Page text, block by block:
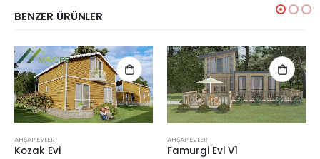
BENZER ÜRÜNLER
AHŞAP EVLER
Kozak Evi
AHŞAP EVLER
Famurgi Evi V1